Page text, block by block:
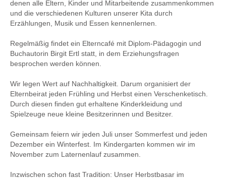
denen alle Eltern, Kinder und Mitarbeitende zusammenkommen
und die verschiedenen Kulturen unserer Kita durch
Erzählungen, Musik und Essen kennenlernen.
Regelmäßig findet ein Elterncafé mit Diplom-Pädagogin und
Buchautorin Birgit Ertl statt, in dem Erziehungsfragen
besprochen werden können.
Wir legen Wert auf Nachhaltigkeit. Darum organisiert der
Elternbeirat jeden Frühling und Herbst einen Verschenketisch.
Durch diesen finden gut erhaltene Kinderkleidung und
Spielzeuge neue kleine Besitzerinnen und Besitzer.
Gemeinsam feiern wir jeden Juli unser Sommerfest und jeden
Dezember ein Winterfest. Im Kindergarten kommen wir im
November zum Laternenlauf zusammen.
Inzwischen schon fast Tradition: Unser Herbstbasar im